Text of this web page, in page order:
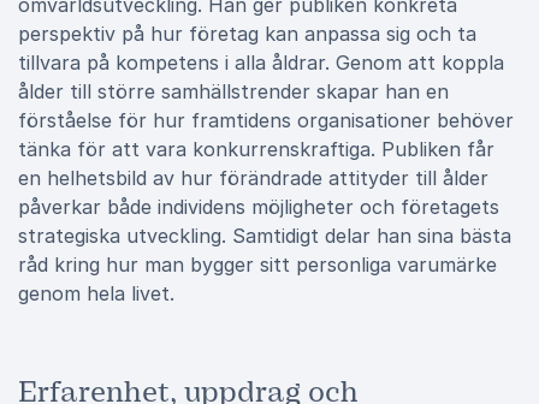
omvärldsutveckling. Han ger publiken konkreta
perspektiv på hur företag kan anpassa sig och ta
tillvara på kompetens i alla åldrar. Genom att koppla
ålder till större samhällstrender skapar han en
förståelse för hur framtidens organisationer behöver
tänka för att vara konkurrenskraftiga. Publiken får
en helhetsbild av hur förändrade attityder till ålder
påverkar både individens möjligheter och företagets
strategiska utveckling. Samtidigt delar han sina bästa
råd kring hur man bygger sitt personliga varumärke
genom hela livet.
Erfarenhet, uppdrag och